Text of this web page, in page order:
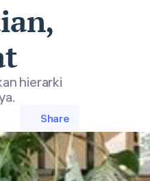
hierarki
Share